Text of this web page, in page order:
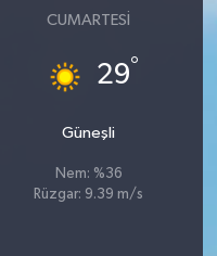
CUMARTESI
29°
Güneşli
Nem: %36
Rüzgar: 9.39 m/s